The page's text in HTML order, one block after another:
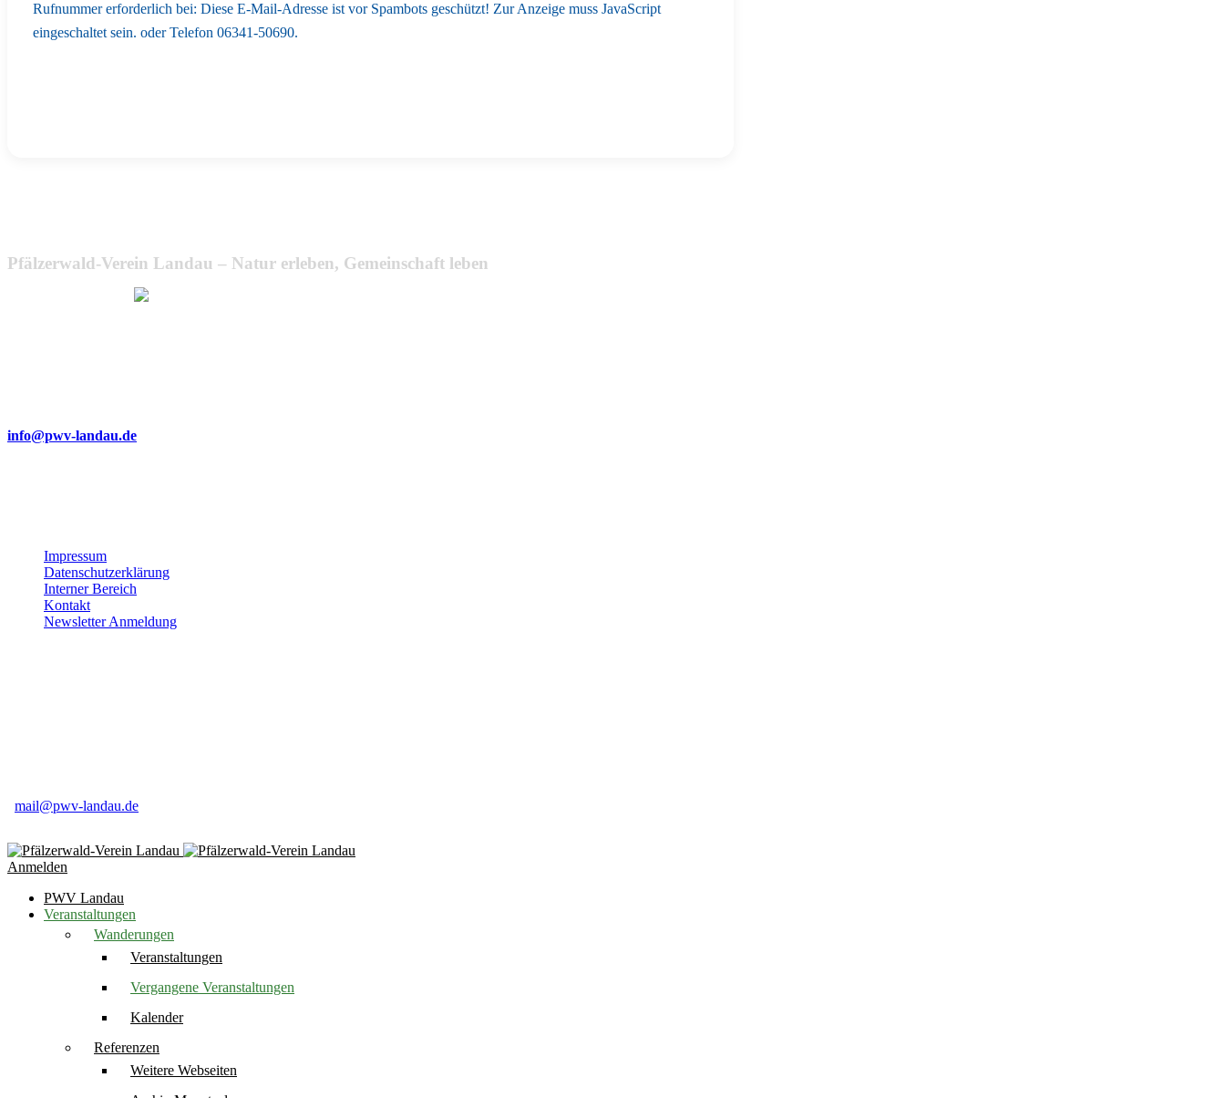
Rufnummer erforderlich bei: Diese E-Mail-Adresse ist vor Spambots geschützt! Zur Anzeige muss JavaScript
eingeschaltet sein. oder Telefon 06341-50690.
Pfälzerwald-Verein Landau – Natur erleben, Gemeinschaft leben
info@pwv-landau.de
Impressum
Datenschutzerklärung
Interner Bereich
Kontakt
Newsletter Anmeldung
mail@pwv-landau.de
Anmelden
PWV Landau
Veranstaltungen
Wanderungen
Veranstaltungen
Vergangene Veranstaltungen
Kalender
Referenzen
Weitere Webseiten